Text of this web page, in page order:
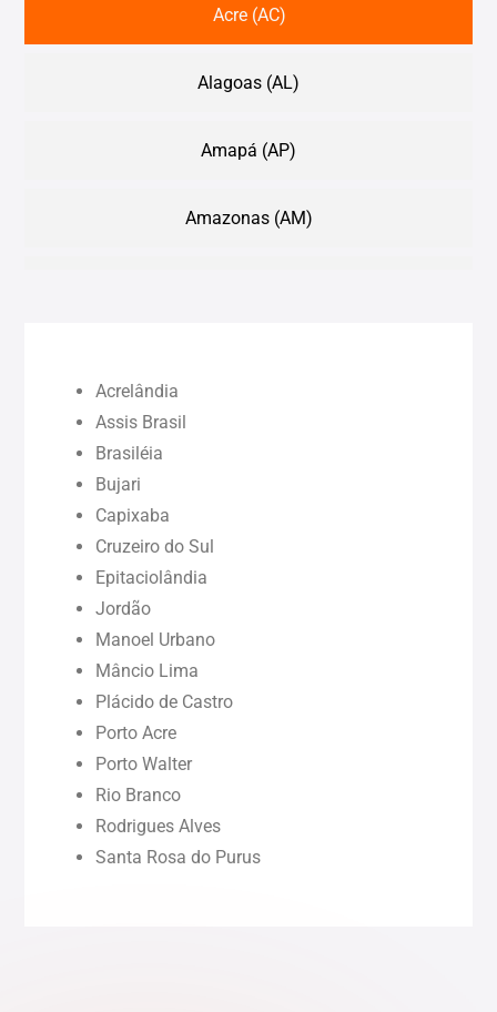
Acre (AC)
Alagoas (AL)
Amapá (AP)
Amazonas (AM)
Paraíba (PB)
Piauí (PI)
Rondônia (RO)
Roraima (RR)
Acrelândia
Assis Brasil
Brasiléia
Bujari
Capixaba
Cruzeiro do Sul
Epitaciolândia
Jordão
Manoel Urbano
Mâncio Lima
Plácido de Castro
Porto Acre
Porto Walter
Rio Branco
Rodrigues Alves
Santa Rosa do Purus